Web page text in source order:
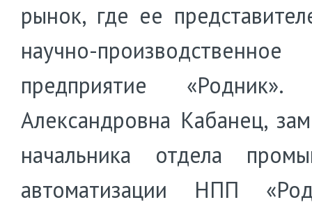
рынок, где ее
научно-производственное
предприятие «Родник».
Александровна Кабанец,
начальника отдела
автоматизации НПП